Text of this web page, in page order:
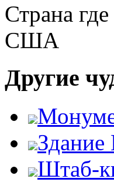
Страна
США
Другие
Здание
Штаб-